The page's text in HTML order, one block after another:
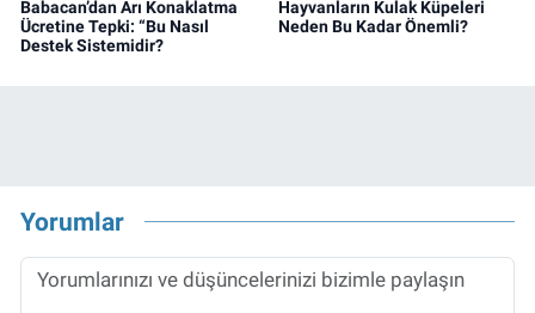
Babacan’dan Arı Konaklatma
Ücretine Tepki: “Bu Nasıl
Destek Sistemidir?
Hayvanların Kulak Küpeleri
Neden Bu Kadar Önemli?
Yorumlar